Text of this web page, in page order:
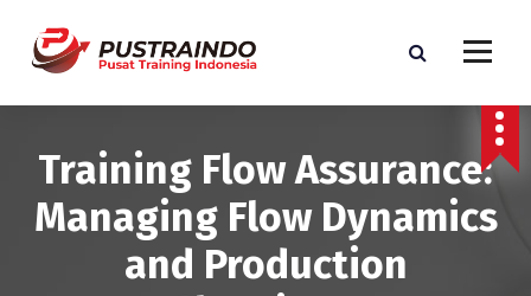
Training Flow Assurance:
Managing Flow Dynamics
and Production